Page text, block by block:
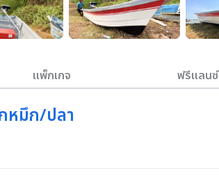
แพ็กเกจ ฟรีแลนซ์
หมึก/ปลา